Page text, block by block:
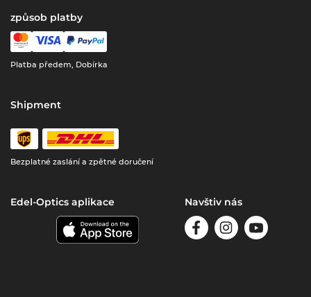
způsob platby
Platba předem, Dobírka
Shipment
Bezplatné zaslání a zpětné doručení
Edel-Optics aplikace Navštiv nás